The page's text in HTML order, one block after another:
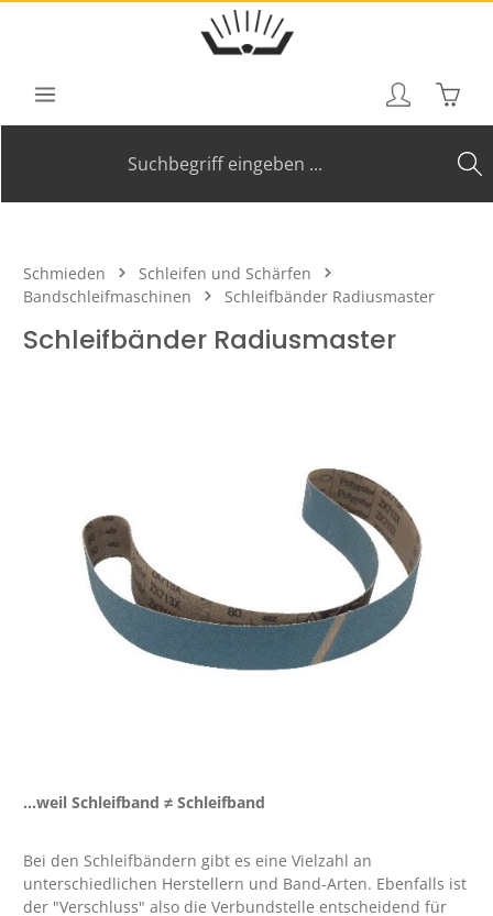
Zum Hauptinhalt springen
Schmieden
Schleifen und Schärfen
Bandschleifmaschinen
Schleifbänder Radiusmaster
Schleifbänder Radiusmaster
...weil Schleifband ≠Schleifband
Bei den Schleifbändern gibt es eine Vielzahl an
unterschiedlichen Herstellern und Band-Arten. Ebenfalls ist
der "Verschluss" also die Verbundstelle entscheidend für